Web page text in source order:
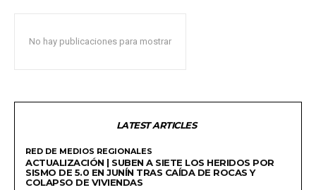
No hay publicaciones para mostrar
LATEST ARTICLES
RED DE MEDIOS REGIONALES
ACTUALIZACIÓN | SUBEN A SIETE LOS HERIDOS POR
SISMO DE 5.0 EN JUNÍN TRAS CAÍDA DE ROCAS Y
COLAPSO DE VIVIENDAS